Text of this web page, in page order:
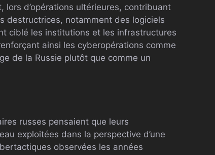
d’opérations ultérieures, contribuant
destructrices, notamment des logiciels
ciblé les institutions et les infrastructures
ainsi les cyberopérations comme
de la Russie plutôt que comme un
russes pensaient que leurs
exploitées dans la perspective d’une
observées les années